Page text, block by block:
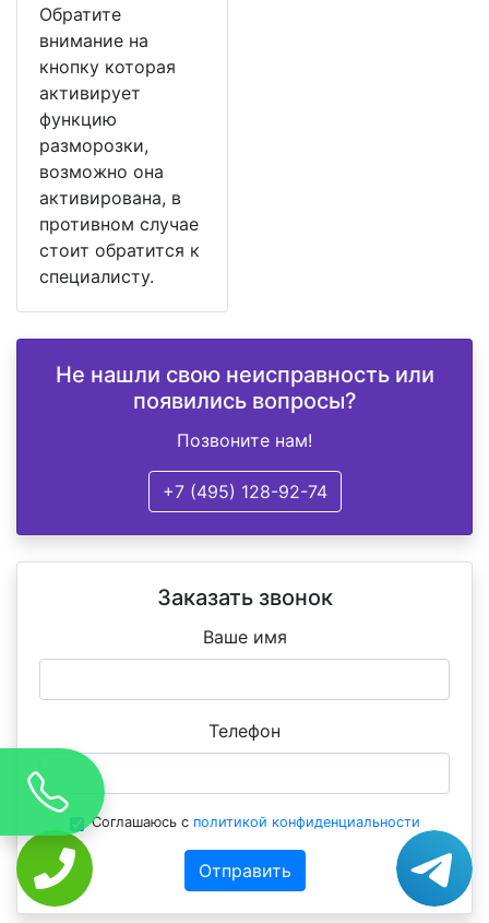
Обратите
внимание на
кнопку которая
активирует
функцию
разморозки,
возможно она
активирована, в
противном случае
стоит обратится к
специалисту.
Не нашли свою неисправность или
появились вопросы?
Позвоните нам!
+7 (495) 128-92-74
Заказать звонок
Ваше имя
Телефон
Соглашаюсь с политикой конфиденциальности
Отправить